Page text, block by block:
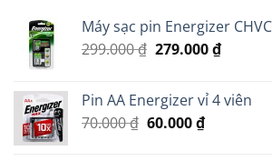
Máy sạc pin Energizer
299.000₫ Giá
299.000 ₫.
279.000₫Giá
là:
Pin AA Energizer vỉ 4 viên
70.000₫ Giá
60.000₫Giá